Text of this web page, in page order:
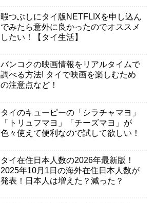
暇つぶしにタイ版NETFLIXを申し込ん
でみたら意外に良かったのでオススメ
したい！【タイ生活】
バンコクの映画情報をリアルタイムで
調べる方法! タイで映画を楽しむため
の注意点など！
タイのキューピーの「シラチャマヨ」
「トリュフマヨ」「チーズマヨ」が
色々使えて便利なので試して欲しい！
タイ在住日本人数の2026年最新版！
2025年10月1日の海外在住日本人数が
発表！日本人は増えた？減った？